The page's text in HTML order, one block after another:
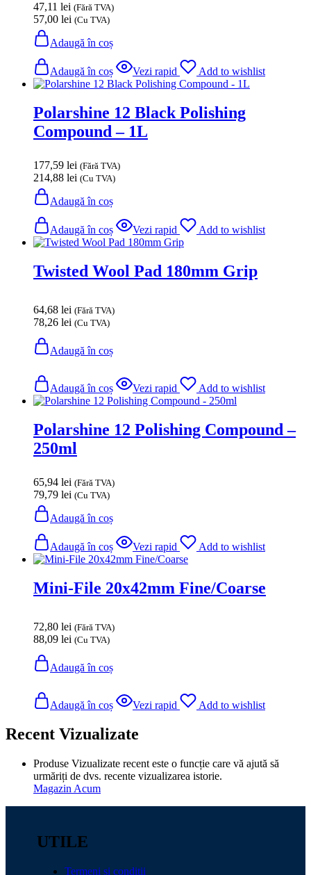
47,11 lei (Fără TVA)
57,00 lei (Cu TVA)
Adaugă în coș
Adaugă în coș Vezi rapid Add to wishlist
Polarshine 12 Black Polishing
Compound – 1L
177,59 lei (Fără TVA)
214,88 lei (Cu TVA)
Adaugă în coș
Adaugă în coș Vezi rapid Add to wishlist
Twisted Wool Pad 180mm Grip
64,68 lei (Fără TVA)
78,26 lei (Cu TVA)
Adaugă în coș
Adaugă în coș Vezi rapid Add to wishlist
Polarshine 12 Polishing Compound –
250ml
65,94 lei (Fără TVA)
79,79 lei (Cu TVA)
Adaugă în coș
Adaugă în coș Vezi rapid Add to wishlist
Mini-File 20x42mm Fine/Coarse
72,80 lei (Fără TVA)
88,09 lei (Cu TVA)
Adaugă în coș
Adaugă în coș Vezi rapid Add to wishlist
Recent Vizualizate
Produse Vizualizate recent este o funcție care vă ajută să
urmăriți de dvs. recente vizualizarea istorie.
Magazin Acum
UTILE
Termeni și condiții